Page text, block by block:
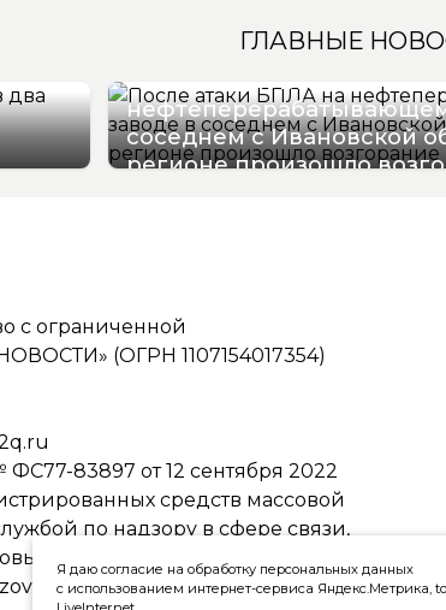
ГЛАВНЫЕ
После атаки БПЛА на
соседнем с Ивановской
регионе произошло
с ограниченной
(ОГРН 1107154017354)
83897 от 12 сентября 2022
средств массовой
по надзору в сфере связи,
коммуникаций
Я даю согласие на обработку персональных данных
с использованием интернет-сервиса Яндекс.Метрика,